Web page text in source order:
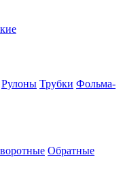
Рулоны Трубки Фольма-
Обратные